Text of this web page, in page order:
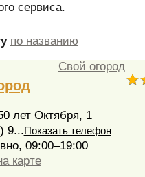
сервиса.
по названию
лет Октября, 1
9...Показать телефон
09:00–19:00
карте